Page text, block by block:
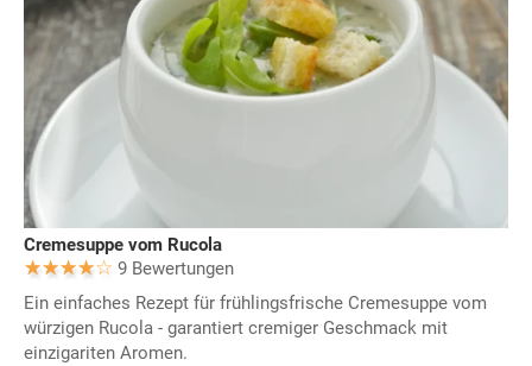
Cremesuppe vom Rucola
9 Bewertungen
Ein einfaches Rezept für frühlingsfrische Cremesuppe vom
würzigen Rucola - garantiert cremiger Geschmack mit
einzigariten Aromen.